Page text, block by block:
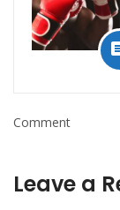
Comment
Leave a